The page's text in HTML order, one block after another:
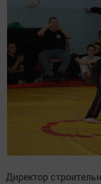
Директор